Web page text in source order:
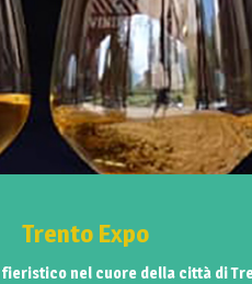
Trento Expo
nel cuore della città di